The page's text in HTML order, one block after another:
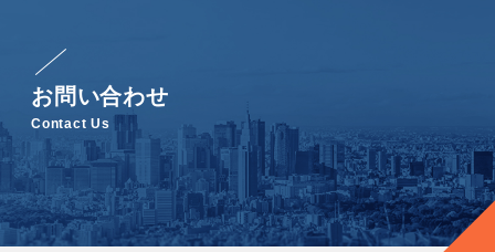
お問い合わせ
Contact Us